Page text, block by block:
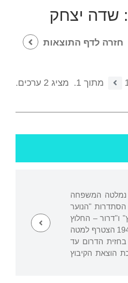
שדה יצחק
חזרה לדף התוצאות
מתוך 1.
מציג 2 ערכים.
נמלטה המשפחה
מזכיר הסתדרות "הנוער
ו"דרור – החלוץ
הצעיר" בפולין (1939-1937). התגייס לפלמ"ח עם ייסודו (1941), השתתף בפעולות המאבק וחיבר את המנון הפלמ"ח. ב-1943 הצטרף למטה
בחזית הדרום עד
העברית בירושלים (1955-1953). ב-1953 הצטרף למערכת הוצאת הקיבוץ